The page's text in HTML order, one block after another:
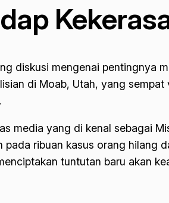
diskusi mengenai pentingnya
di Moab, Utah, yang sempat
media yang di kenal sebagai
ribuan kasus orang hilang
tuntutan baru akan